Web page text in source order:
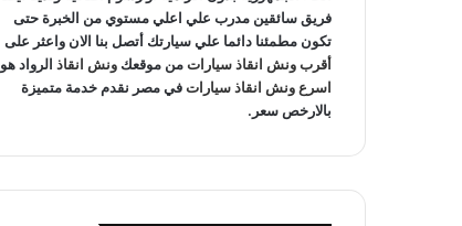
فريق سائقين مدرب علي اعلي مستوي من الخبرة حتى
تكون مطمئنا دائما علي سيارتك أتصل بنا الان واعثر على
أقرب ونش انقاذ سياراتمن موقعك ونش انقاذ الرواد هو
اسرع ونش انقاذ سياراتفي مصر نقدم خدمة متميزة
بالارخص سعر.